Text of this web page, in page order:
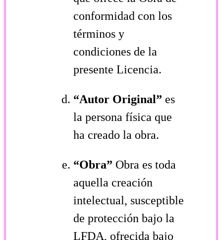
conformidad con los
términos y
condiciones de la
presente Licencia.
“Autor Original” es
la persona física que
ha creado la obra.
“Obra” Obra es toda
aquella creación
intelectual, susceptible
de protección bajo la
LFDA, ofrecida bajo